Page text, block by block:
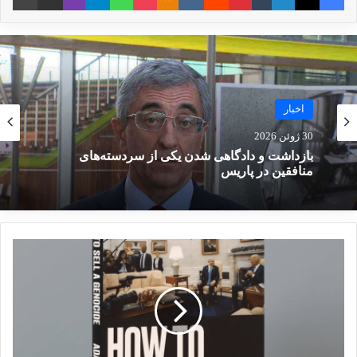
صدر متاثرین از تروریسم
19 مارس 2023
بررسی فیلم‌ها و سریال‌های ایرانی
با موضوع داعش
در ژوئن ۲۰۲۳، پلیس آلبانی در اقدامی تأخیری اما
قاطع، به دنبال احکام قضایی برای کشف ادوات
رایانه‌ای و مستندات مربوط به جرائم سایبری، وارد
کمپ منافقین شد که با مقاومت شدید اعضای
گروهک و درگیری و تلفات انسانی همراه بود. این
رویداد نشان داد که چگونه منافقین، پناه‌گاه آلبانی
را به پایگاه عملیاتی علیه امنیت کشور میزبان تبدیل
اخبار
30 ژوئن 2026
بازداشت و دادگاهی شدن یکی از سردسته‌های
منافقین در پاریس